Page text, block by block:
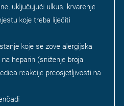
uključujući ulkus, krvarenje
koje treba liječiti
koje se zove alergijska
heparin (sniženje broja
reakcije preosjetljivosti na